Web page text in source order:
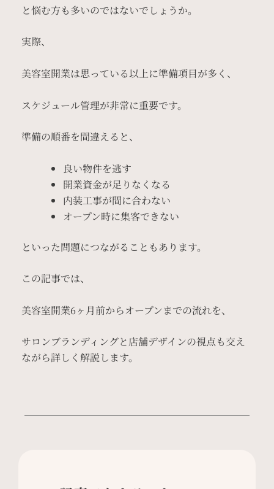
と悩む方も多いのではないでしょうか。
実際、
美容室開業は思っている以上に準備項目が多く、
スケジュール管理が非常に重要です。
準備の順番を間違えると、
良い物件を逃す
開業資金が足りなくなる
内装工事が間に合わない
オープン時に集客できない
といった問題につながることもあります。
この記事では、
美容室開業6ヶ月前からオープンまでの流れを、
サロンブランディングと店舗デザインの視点も交え
ながら詳しく解説します。